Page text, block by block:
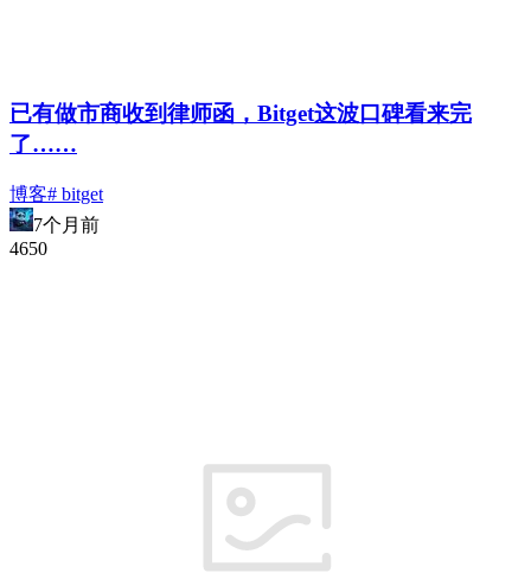
已有做市商收到律师函，Bitget这波口碑看来完
了……
博客# bitget
7个月前
4650